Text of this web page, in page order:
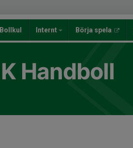
Bollkul Internt Börja spela
Handboll